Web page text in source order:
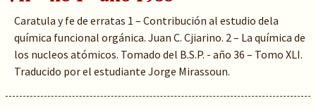
Caratula y fe de erratas 1 – Contribución al estudio dela
química funcional orgánica. Juan C. Cjiarino. 2 – La química de
los nucleos atómicos. Tomado del B.S.P. - año 36 – Tomo XLI.
Traducido por el estudiante Jorge Mirassoun.